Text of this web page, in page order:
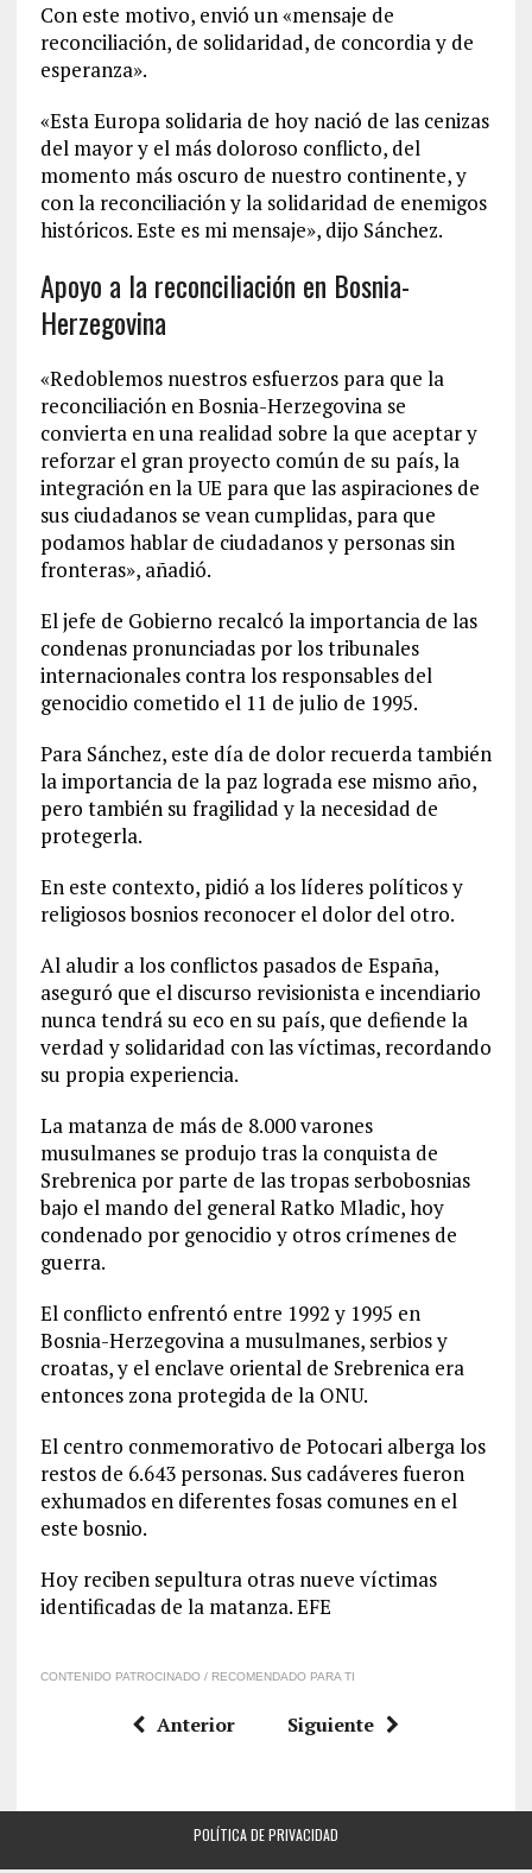
Con este motivo, envió un «mensaje de
reconciliación, de solidaridad, de concordia y de
esperanza».
«Esta Europa solidaria de hoy nació de las cenizas
del mayor y el más doloroso conflicto, del
momento más oscuro de nuestro continente, y
con la reconciliación y la solidaridad de enemigos
históricos. Este es mi mensaje», dijo Sánchez.
Apoyo a la reconciliación en Bosnia-
Herzegovina
«Redoblemos nuestros esfuerzos para que la
reconciliación en Bosnia-Herzegovina se
convierta en una realidad sobre la que aceptar y
reforzar el gran proyecto común de su país, la
integración en la UE para que las aspiraciones de
sus ciudadanos se vean cumplidas, para que
podamos hablar de ciudadanos y personas sin
fronteras», añadió.
El jefe de Gobierno recalcó la importancia de las
condenas pronunciadas por los tribunales
internacionales contra los responsables del
genocidio cometido el 11 de julio de 1995.
Para Sánchez, este día de dolor recuerda también
la importancia de la paz lograda ese mismo año,
pero también su fragilidad y la necesidad de
protegerla.
En este contexto, pidió a los líderes políticos y
religiosos bosnios reconocer el dolor del otro.
Al aludir a los conflictos pasados de España,
aseguró que el discurso revisionista e incendiario
nunca tendrá su eco en su país, que defiende la
verdad y solidaridad con las víctimas, recordando
su propia experiencia.
La matanza de más de 8.000 varones
musulmanes se produjo tras la conquista de
Srebrenica por parte de las tropas serbobosnias
bajo el mando del general Ratko Mladic, hoy
condenado por genocidio y otros crímenes de
guerra.
El conflicto enfrentó entre 1992 y 1995 en
Bosnia-Herzegovina a musulmanes, serbios y
croatas, y el enclave oriental de Srebrenica era
entonces zona protegida de la ONU.
El centro conmemorativo de Potocari alberga los
restos de 6.643 personas. Sus cadáveres fueron
exhumados en diferentes fosas comunes en el
este bosnio.
Hoy reciben sepultura otras nueve víctimas
identificadas de la matanza. EFE
CONTENIDO PATROCINADO / RECOMENDADO PARA TI
Anterior Siguiente
POLÍTICA DE PRIVACIDAD